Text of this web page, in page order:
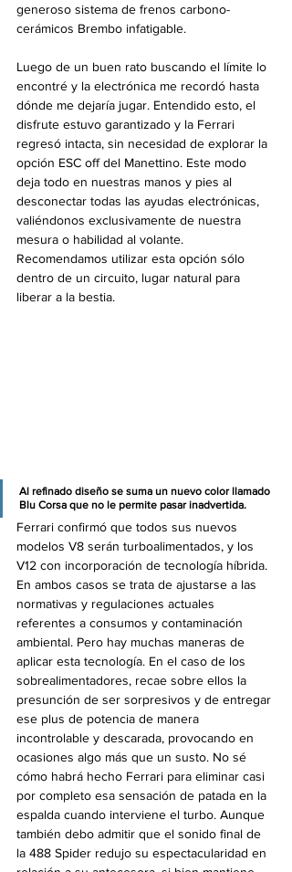
generoso sistema de frenos carbono-
cerámicos Brembo infatigable.
Luego de un buen rato buscando el límite lo
encontré y la electrónica me recordó hasta
dónde me dejaría jugar. Entendido esto, el
disfrute estuvo garantizado y la Ferrari
regresó intacta, sin necesidad de explorar la
opción ESC off del Manettino. Este modo
deja todo en nuestras manos y pies al
desconectar todas las ayudas electrónicas,
valiéndonos exclusivamente de nuestra
mesura o habilidad al volante.
Recomendamos utilizar esta opción sólo
dentro de un circuito, lugar natural para
liberar a la bestia.
Al refinado diseño se suma un nuevo color llamado
Blu Corsa que no le permite pasar inadvertida.
Ferrari confirmó que todos sus nuevos
modelos V8 serán turboalimentados, y los
V12 con incorporación de tecnología híbrida.
En ambos casos se trata de ajustarse a las
normativas y regulaciones actuales
referentes a consumos y contaminación
ambiental. Pero hay muchas maneras de
aplicar esta tecnología. En el caso de los
sobrealimentadores, recae sobre ellos la
presunción de ser sorpresivos y de entregar
ese plus de potencia de manera
incontrolable y descarada, provocando en
ocasiones algo más que un susto. No sé
cómo habrá hecho Ferrari para eliminar casi
por completo esa sensación de patada en la
espalda cuando interviene el turbo. Aunque
también debo admitir que el sonido final de
la 488 Spider redujo su espectacularidad en